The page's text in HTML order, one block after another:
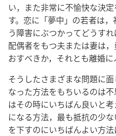
2017
い，また非常に不愉快な決
す。恋に「夢中」の若者は
う障害にぶつかってどうす
配偶者をもつ夫または妻は
おすべきか，それとも離婚に
そうしたさまざまな問題に
なった方法をもちいるのは
はその時にいちばん良いと
になる方法，最も抵抗の少
を下すのにいちばんよい方法